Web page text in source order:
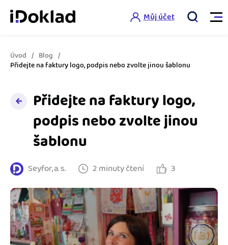
Vlastnosti
Online fakturace
Správa kontaktů
Hlídání cashflow
Spolupráce s účetní
Výkazy pro úřady
Propojení na další systémy
Spřátelené účetní
Ceník
Vzdělání
Jak začít podnikat
Jak se vyznat ve fakturaci
Šablony faktur
Šablona pro plátce DPH
Šablona pro neplátce DPH
Registrovat ZDARMA
Můj účet
Úvod
Blog
Přidejte na faktury logo, podpis nebo zvolte jinou šablonu
Přidejte na faktury logo,
podpis nebo zvolte jinou
šablonu
Seyfor, a. s. 2 minuty čtení 3